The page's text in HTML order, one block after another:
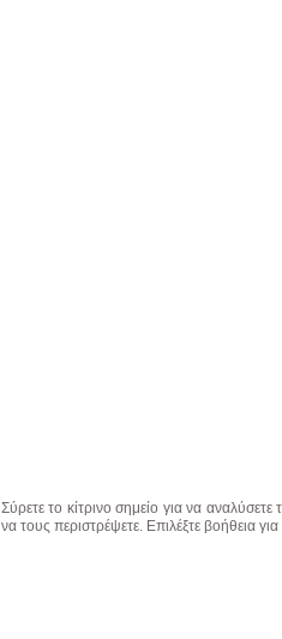
Σύρετε το κίτρινο σημείο για να
να τους περιστρέψετε. Επιλέξτε βοήθεια